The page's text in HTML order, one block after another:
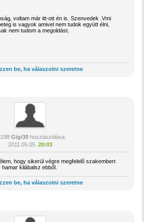
voltam már itt-ott én is. Szenvedek .Vmi
is vagyok amivel nem tudok együtt élni,
nem tudom a megoldást.
be, ha válaszolni szeretne
Gigi30hozzászólása:
2011.05.05. 20:03
hogy sikerül végre megfelelő szakembert
kilábalsz ebből.
be, ha válaszolni szeretne